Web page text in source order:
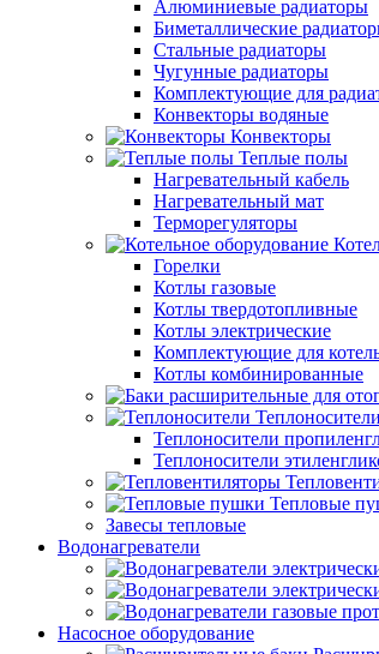
Алюминиевые радиаторы
Биметаллические
Стальные радиаторы
Чугунные радиаторы
Комплектующие для
Конвекторы водяные
Конвекторы
Теплые полы
Нагревательный кабель
Нагревательный мат
Терморегуляторы
Горелки
Котлы газовые
Котлы твердотопливные
Котлы электрические
Комплектующие для
Котлы комбинированные
Теплоносители
Теплоносители
Теплоносители
Тепловые
Завесы тепловые
Водонагреватели
Насосное оборудование